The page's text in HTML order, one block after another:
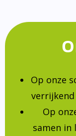
Op onze
verrijkend
Op
samen in